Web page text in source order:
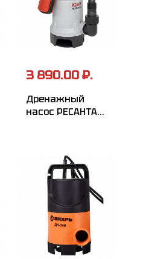
3 890.00 ₽.
Дренажный
насос РЕСАНТА